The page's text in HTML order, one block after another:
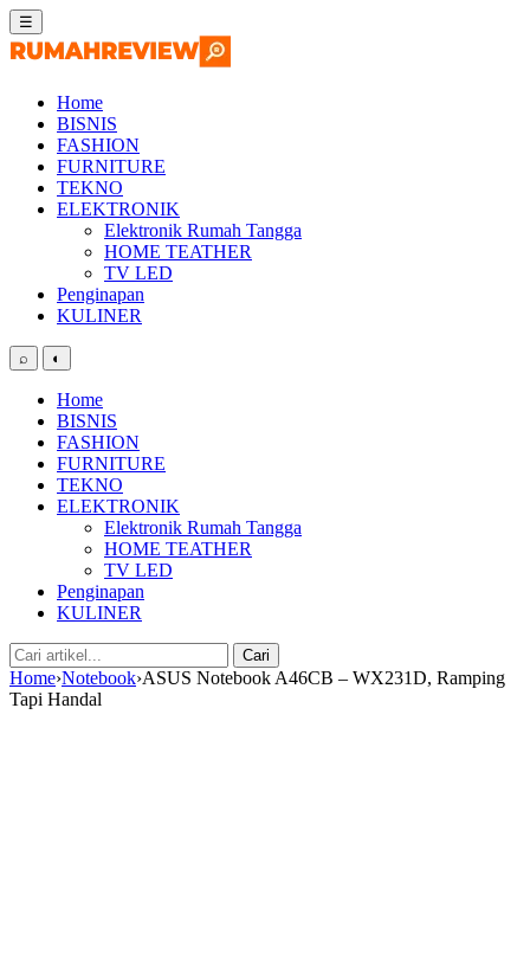
Skip
to
content
☰
Home
BISNIS
FASHION
FURNITURE
TEKNO
ELEKTRONIK
Elektronik Rumah Tangga
HOME TEATHER
TV LED
Penginapan
KULINER
⌕ ◐
Home
BISNIS
FASHION
FURNITURE
TEKNO
ELEKTRONIK
Elektronik Rumah Tangga
HOME TEATHER
TV LED
Penginapan
KULINER
Cari:
Cari
Home›Notebook›ASUS Notebook A46CB – WX231D, Ramping
Tapi Handal